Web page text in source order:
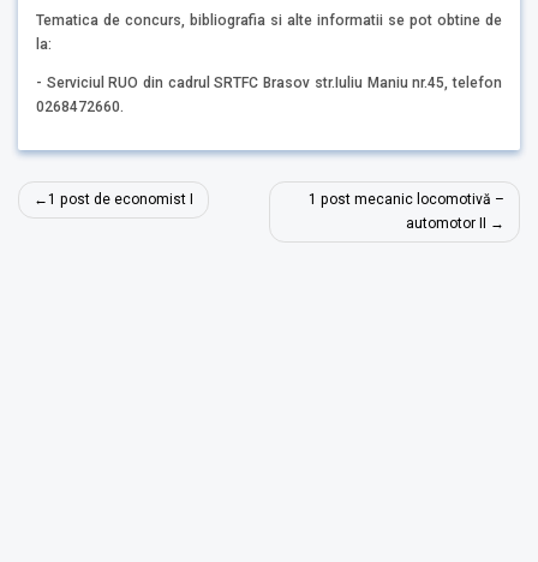
Tematica de concurs, bibliografia si alte informatii se pot obtine de
la:
- Serviciul RUO din cadrul SRTFC Brasov str.Iuliu Maniu nr.45, telefon
0268472660.
Navigare
în
1 post de economist I
1 post mecanic locomotivă –
automotor II